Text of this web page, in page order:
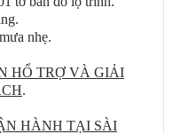
nhẹ.
HỔ TRỢ VÀ GIẢI
.
HÀNH TẠI SÀI